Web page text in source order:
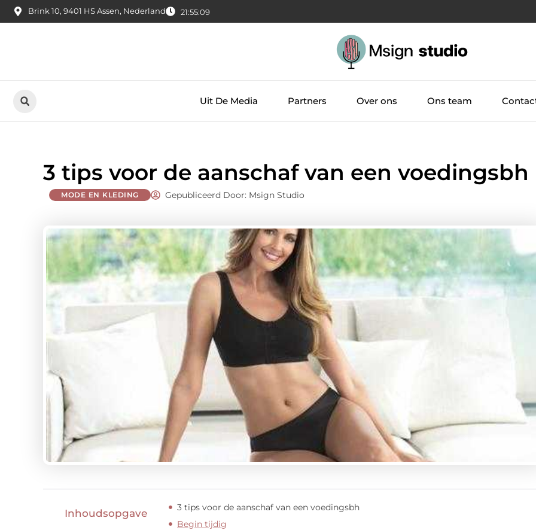
Brink 10, 9401 HS Assen, Nederland 21:55:10
Uit De Media Partners Over ons Ons team
3 tips voor de aanschaf van een voedingsbh
MODE EN KLEDING Gepubliceerd Door: Msign Studio
Inhoudsopgave
3 tips voor de aanschaf van een voedingsbh
Begin tijdig